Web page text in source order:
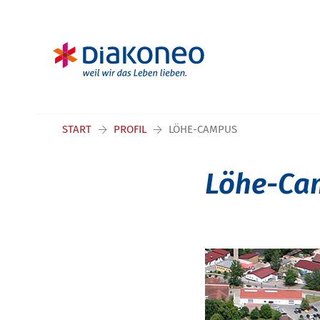
START PROFIL LÖHE-CAMPUS
Löhe-